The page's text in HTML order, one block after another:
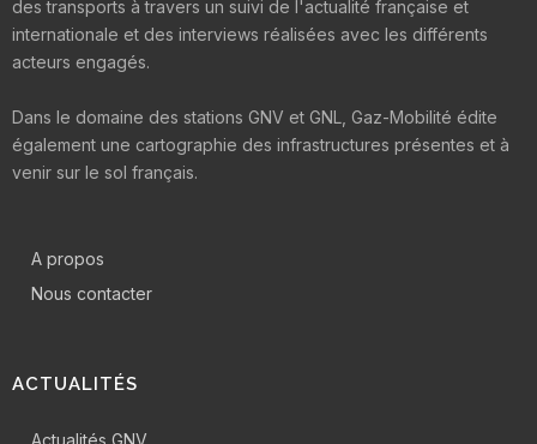
des transports à travers un suivi de l'actualité française et
internationale et des interviews réalisées avec les différents
acteurs engagés.
Dans le domaine des stations GNV et GNL, Gaz-Mobilité édite
également une cartographie des infrastructures présentes et à
venir sur le sol français.
A propos
Nous contacter
ACTUALITÉS
Actualités GNV